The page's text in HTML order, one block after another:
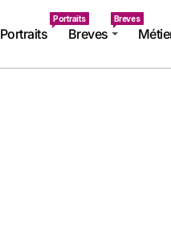
Portraits
Portraits
Breves
Breves